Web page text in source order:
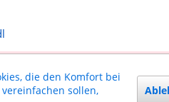
die den Komfort bei
sollen,